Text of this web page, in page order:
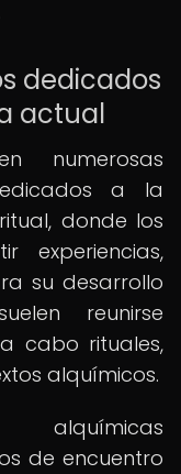
dedicados
actual
numerosas
a la
donde los
experiencias,
su desarrollo
reunirse
cabo rituales,
alquímicos.
de encuentro